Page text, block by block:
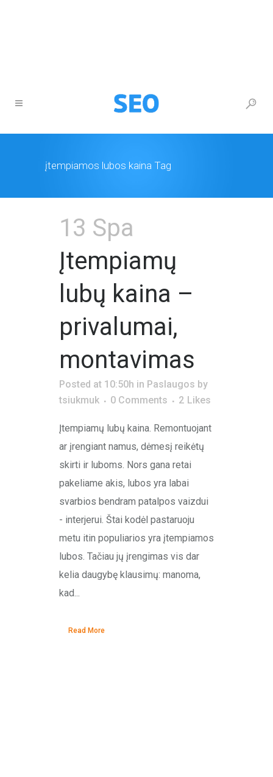
įtempiamos lubos kaina Tag
13 Spa
Įtempiamų
lubų kaina –
privalumai,
montavimas
Posted at 10:50h in Paslaugos by
tsiukmuk
0 Comments 2 Likes
Įtempiamų lubų kaina. Remontuojant
ar įrengiant namus, dėmesį reikėtų
skirti ir luboms. Nors gana retai
pakeliame akis, lubos yra labai
svarbios bendram patalpos vaizdui
- interjerui. Štai kodėl pastaruoju
metu itin populiarios yra įtempiamos
lubos. Tačiau jų įrengimas vis dar
kelia daugybę klausimų: manoma,
kad...
Read More